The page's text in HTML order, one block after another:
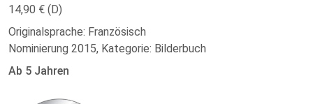
14,90 € (D)
Originalsprache: Französisch
Nominierung 2015, Kategorie: Bilderbuch
Ab 5 Jahren